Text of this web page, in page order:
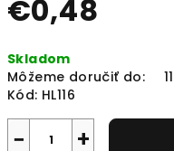
€0,48
cena:
Skladom
Môžeme doručiť do:
Kód: HL116
+
−